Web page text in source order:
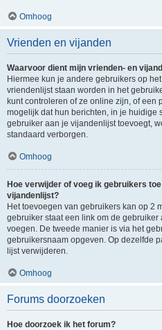
Omhoog
Vrienden en vijanden
Waarvoor dient mijn vrienden- en
Hiermee kun je andere gebruikers op
vriendenlijst staan worden in het
kunt controleren of ze online zijn, of een
mogelijk dat hun berichten, in je huidige
gebruiker aan je vijandenlijst toevoegt,
standaard verborgen.
Omhoog
Hoe verwijder of voeg ik gebruikers
vijandenlijst?
Het toevoegen van gebruikers kan op 2
gebruiker staat een link om de
voegen. De tweede manier is via het
gebruikersnaam opgeven. Op dezelfde
lijst verwijderen.
Omhoog
Forums doorzoeken
Hoe doorzoek ik het forum?